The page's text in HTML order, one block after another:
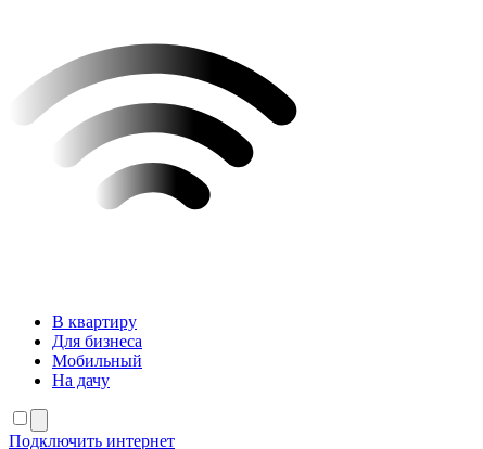
В квартиру
Для бизнеса
Мобильный
На дачу
Подключить интернет